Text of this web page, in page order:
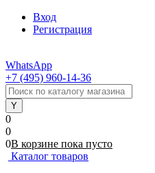
Вход
Регистрация
WhatsApp
+7 (495) 960-14-36
0
0
0В корзине пока пусто
Каталог товаров